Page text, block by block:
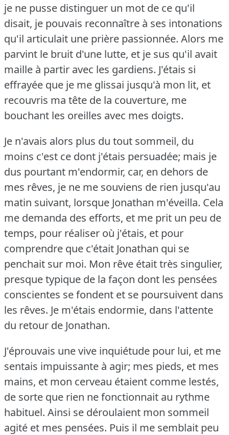
je ne pusse distinguer un mot de ce qu'il
disait, je pouvais reconnaître à ses intonations
qu'il articulait une prière passionnée. Alors me
parvint le bruit d'une lutte, et je sus qu'il avait
maille à partir avec les gardiens. J'étais si
effrayée que je me glissai jusqu'à mon lit, et
recouvris ma tête de la couverture, me
bouchant les oreilles avec mes doigts.
Je n'avais alors plus du tout sommeil, du
moins c'est ce dont j'étais persuadée; mais je
dus pourtant m'endormir, car, en dehors de
mes rêves, je ne me souviens de rien jusqu'au
matin suivant, lorsque Jonathan m'éveilla. Cela
me demanda des efforts, et me prit un peu de
temps, pour réaliser où j'étais, et pour
comprendre que c'était Jonathan qui se
penchait sur moi. Mon rêve était très singulier,
presque typique de la façon dont les pensées
conscientes se fondent et se poursuivent dans
les rêves. Je m'étais endormie, dans l'attente
du retour de Jonathan.
J'éprouvais une vive inquiétude pour lui, et me
sentais impuissante à agir; mes pieds, et mes
mains, et mon cerveau étaient comme lestés,
de sorte que rien ne fonctionnait au rythme
habituel. Ainsi se déroulaient mon sommeil
agité et mes pensées. Puis il me semblait peu